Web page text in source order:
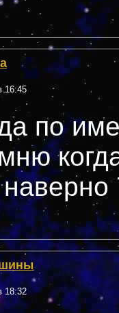
16:45
по
18:32